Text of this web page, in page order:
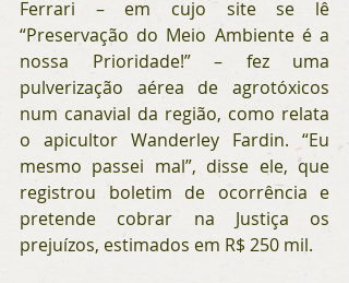
Ferrari – em cujo site se lê
“Preservação do Meio Ambiente é a
nossa Prioridade!” – fez uma
pulverização aérea de agrotóxicos
num canavial da região, como relata
o apicultor Wanderley Fardin. “Eu
mesmo passei mal”, disse ele, que
registrou boletim de ocorrência e
pretende cobrar na Justiça os
prejuízos, estimados em R$ 250 mil.